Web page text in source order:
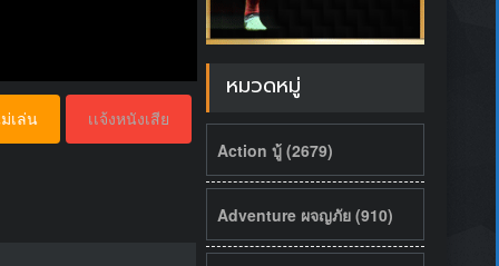
เเจ้งหนังเสีย
เล่น
หมวดหมู่
Action บู้ (2679)
Adventure ผจญภัย (910)